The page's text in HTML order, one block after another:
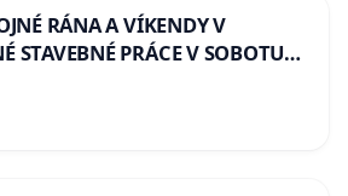
RÁNA A VÍKENDY V
STAVEBNÉ PRÁCE V SOBOTU
HOD., CEZ PRACOVNÝ
– 18.00 HOD. A PRAVIDELNÁ
C-AREA NA